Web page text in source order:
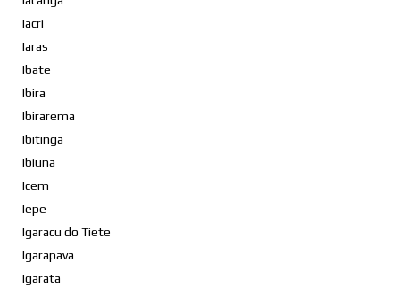
Iacri
Iaras
Ibate
Ibira
Ibirarema
Ibitinga
Ibiuna
Icem
Iepe
Igaracu do Tiete
Igarapava
Igarata